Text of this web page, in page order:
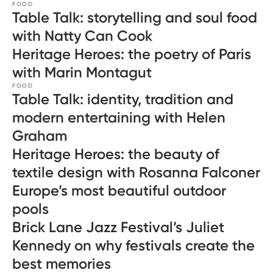
FOOD
Table Talk: storytelling and soul food
with Natty Can Cook
Heritage Heroes: the poetry of Paris
with Marin Montagut
FOOD
Table Talk: identity, tradition and
modern entertaining with Helen
Graham
Heritage Heroes: the beauty of
textile design with Rosanna Falconer
Europe’s most beautiful outdoor
pools
Brick Lane Jazz Festival’s Juliet
Kennedy on why festivals create the
best memories